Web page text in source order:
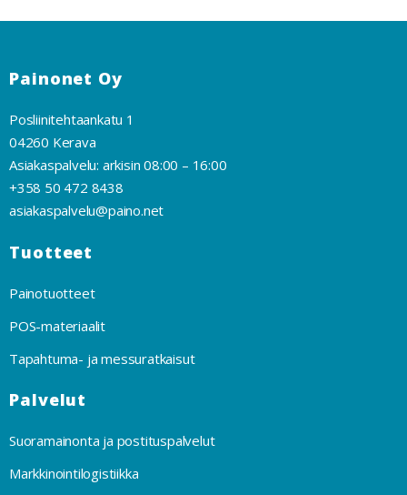
Painonet Oy
Posliinitehtaankatu 1
04260 Kerava
Asiakaspalvelu: arkisin 08:00 – 16:00
+358 50 472 8438
asiakaspalvelu@paino.net
Tuotteet
Painotuotteet
POS-materiaalit
Tapahtuma- ja messuratkaisut
Palvelut
Suoramainonta ja postituspalvelut
Markkinointilogistiikka